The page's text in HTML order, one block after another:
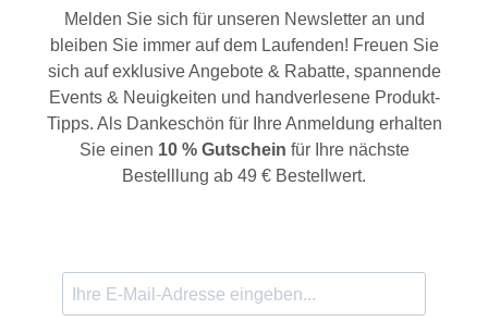
Melden Sie sich für unseren Newsletter an und
bleiben Sie immer auf dem Laufenden! Freuen Sie
sich auf exklusive Angebote & Rabatte, spannende
Events & Neuigkeiten und handverlesene Produkt-
Tipps. Als Dankeschön für Ihre Anmeldung erhalten
Sie einen 10 % Gutschein für Ihre nächste
Bestelllung ab 49 € Bestellwert.